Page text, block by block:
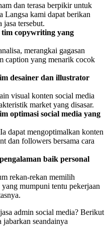
dan terasa berpikir untuk
Langsa kami dapat berikan
tersebut.
tim copywriting yang
merangkai gagasan
caption yang menarik cocok
desainer dan illustrator
visual konten social media
market yang disasar.
optimasi social media yang
dapat mengoptimalkan konten
dan followers bersama cara
baik personal
rekan-rekan memilih
mumpuni tentu pekerjaan
admin social media? Berikut
seandainya